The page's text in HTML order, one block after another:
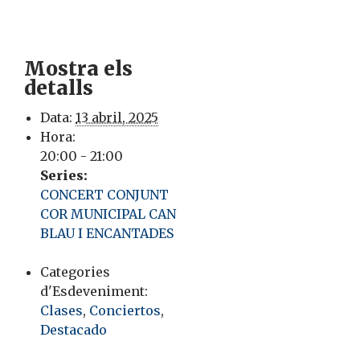
Mostra els
detalls
Data: 13 abril, 2025
Hora:
20:00 - 21:00
Series:
CONCERT CONJUNT
COR MUNICIPAL CAN
BLAU I ENCANTADES
Categories
d'Esdeveniment:
Clases, Conciertos,
Destacado